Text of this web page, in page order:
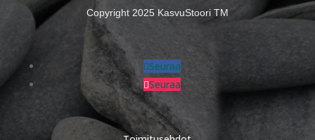
Copyright 2025 KasvuStoori TM
Seuraa
Seuraa